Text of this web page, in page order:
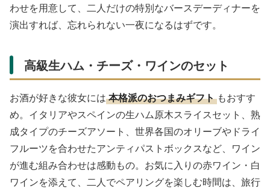
わせを用意して、二人だけの特別なバースデーディナーを
演出すれば、忘れられない一夜になるはずです。
高級生ハム・チーズ・ワインのセット
お酒が好きな彼女には 本格派のおつまみギフト もおすす
め。イタリアやスペインの生ハム原木スライスセット、熟
成タイプのチーズアソート、世界各国のオリーブやドライ
フルーツを合わせたアンティパストボックスなど、ワイン
が進む組み合わせは感動もの。お気に入りの赤ワイン・白
ワインを添えて、二人でペアリングを楽しむ時間は、旅行